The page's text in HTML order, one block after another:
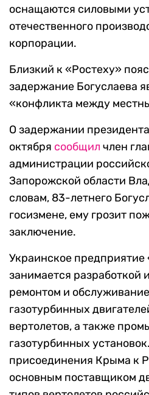
оснащаются силовыми
отечественного
корпорации.
Близкий к «Ростеху»
задержание Богуслаева
«конфликта между
О задержании
октября сообщил член
администрации
Запорожской области
словам, 83-летнего
госизмене, ему грозит
заключение.
Украинское
занимается разработкой
ремонтом и
газотурбинных
вертолетов, а также
газотурбинных
присоединения Крыма к
основным поставщиком